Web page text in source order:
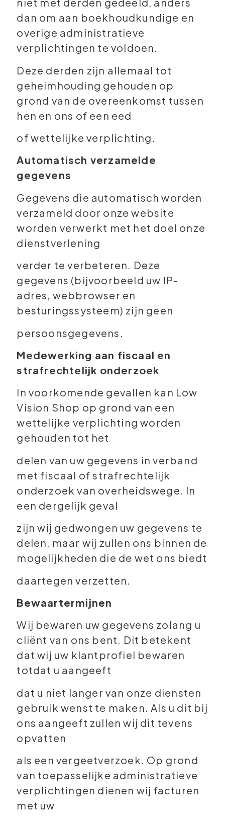
dan om aan boekhoudkundige en
overige administratieve
verplichtingen te voldoen.
Deze derden zijn allemaal tot
geheimhouding gehouden op
grond van de overeenkomst tussen
hen en ons of een eed
of wettelijke verplichting.
Automatisch verzamelde
gegevens
Gegevens die automatisch worden
verzameld door onze website
worden verwerkt met het doel onze
dienstverlening
verder te verbeteren. Deze
gegevens (bijvoorbeeld uw IP-
adres, webbrowser en
besturingssysteem) zijn geen
persoonsgegevens.
Medewerking aan fiscaal en
strafrechtelijk onderzoek
In voorkomende gevallen kan Low
Vision Shop op grond van een
wettelijke verplichting worden
gehouden tot het
delen van uw gegevens in verband
met fiscaal of strafrechtelijk
onderzoek van overheidswege. In
een dergelijk geval
zijn wij gedwongen uw gegevens te
delen, maar wij zullen ons binnen de
mogelijkheden die de wet ons biedt
daartegen verzetten.
Bewaartermijnen
Wij bewaren uw gegevens zolang u
cliënt van ons bent. Dit betekent
dat wij uw klantprofiel bewaren
totdat u aangeeft
dat u niet langer van onze diensten
gebruik wenst te maken. Als u dit bij
ons aangeeft zullen wij dit tevens
opvatten
als een vergeetverzoek. Op grond
van toepasselijke administratieve
verplichtingen dienen wij facturen
met uw